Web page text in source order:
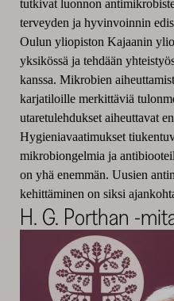
tutkivat luonnon
terveyden ja hyvinvoinnin
Oulun yliopiston Kajaanin
yksikössä ja tehdään
kanssa. Mikrobien
karjatiloille merkittäviä
utaretulehdukset aiheuttavat
Hygieniavaatimukset
mikrobiongelmia ja
on yhä enemmän. Uusien
kehittäminen on siksi
H. G. Porthan -